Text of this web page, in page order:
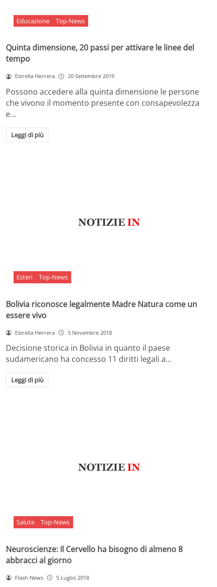
Educazione Top-News
Quinta dimensione, 20 passi per attivare le linee del
tempo
Estrella Herrera 20 Settembre 2019
Possono accedere alla quinta dimensione le persone
che vivono il momento presente con consapevolezza
e…
Leggi di più
Esteri Top-News
Bolivia riconosce legalmente Madre Natura come un
essere vivo
Estrella Herrera 5 Novembre 2018
Decisione storica in Bolivia in quanto il paese
sudamericano ha concesso 11 diritti legali a…
Leggi di più
Salute Top-News
Neuroscienze: Il Cervello ha bisogno di almeno 8
abbracci al giorno
Flash News 5 Luglio 2018